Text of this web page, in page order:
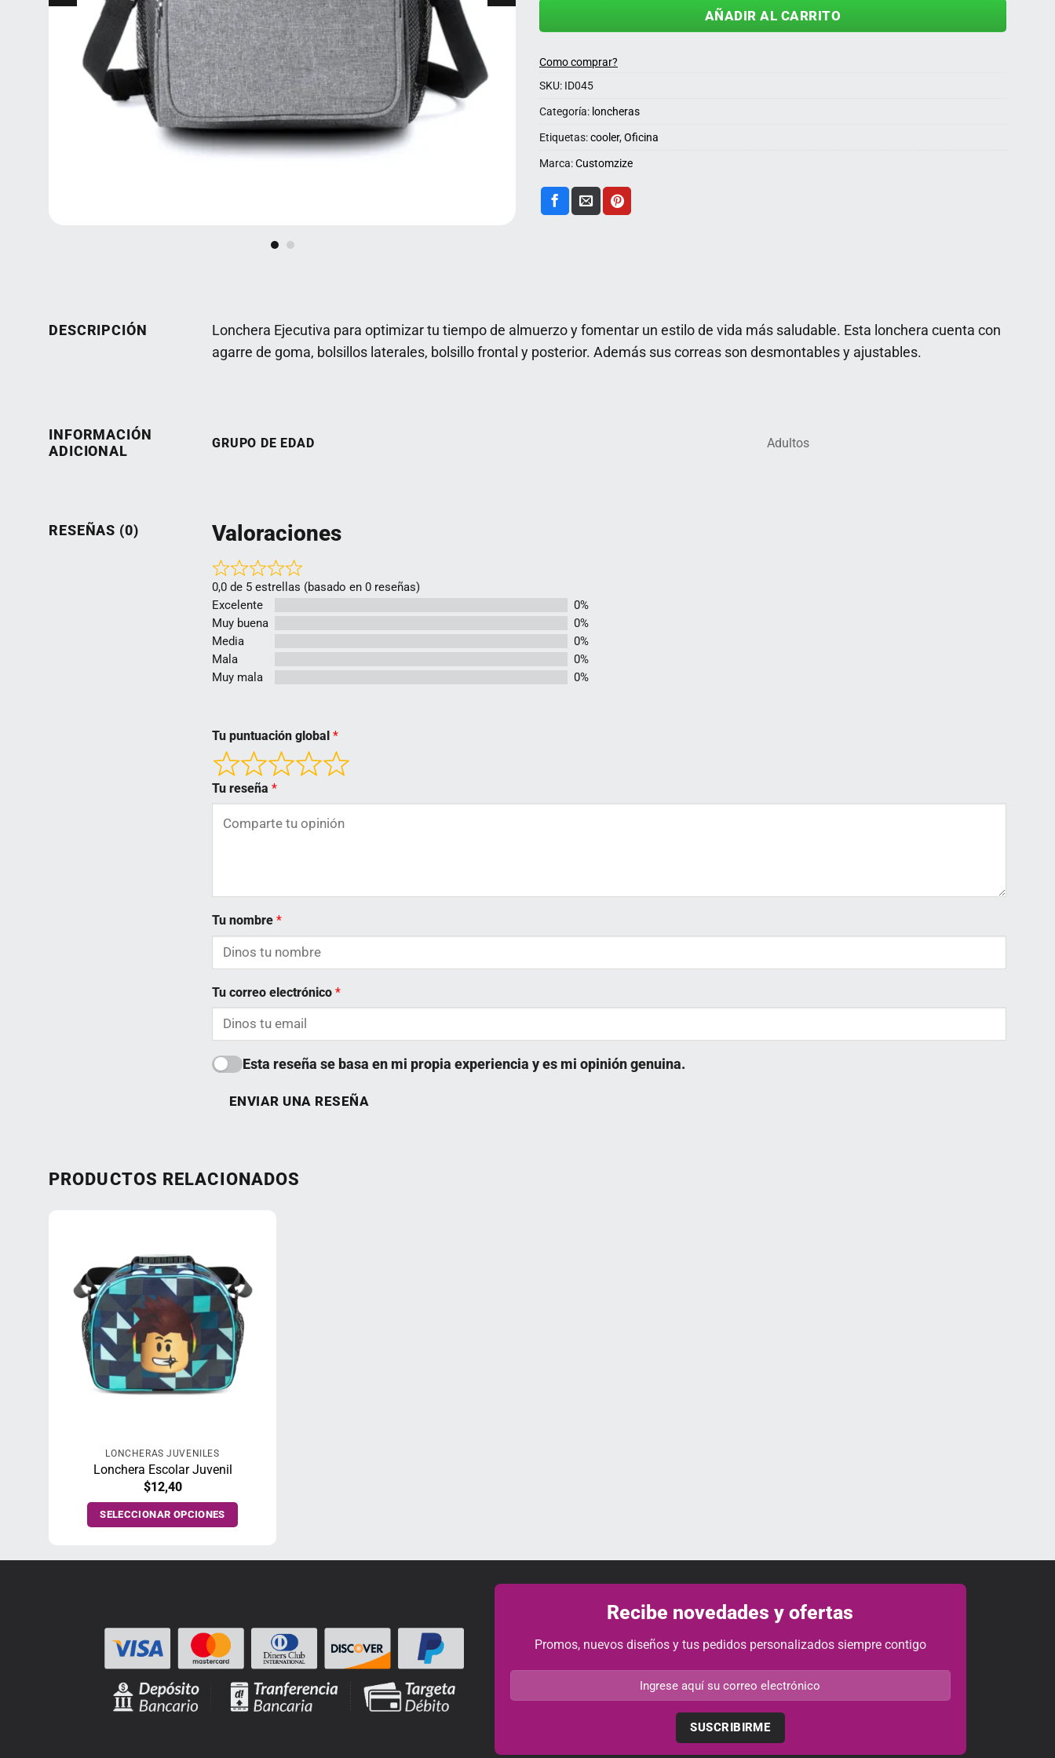
AÑADIR AL CARRITO
Como comprar?
SKU: ID045
Categoría: loncheras
Etiquetas:cooler,Oficina
Marca:Customzize
DESCRIPCIÓN
Lonchera Ejecutiva para optimizar tu tiempo de almuerzo y fomentar un estilo de vida más saludable. Esta lonchera cuenta con
agarre de goma, bolsillos laterales, bolsillo frontal y posterior. Además sus correas son desmontables y ajustables.
INFORMACIÓN
ADICIONAL
GRUPO DE EDAD Adultos
RESEÑAS (0) Valoraciones
0,0 de 5 estrellas (basado en 0 reseñas)
Excelente
0%
Muy buena
0%
Media
0%
Mala
0%
Muy mala
0%
Tu puntuación global
Tu reseña
Tu nombre
Tu correo electrónico
Esta reseña se basa en mi propia experiencia y es mi opinión genuina.
ENVIAR UNA RESEÑA
PRODUCTOS RELACIONADOS
LONCHERAS JUVENILES
Lonchera Escolar Juvenil
$12,40
SELECCIONAR OPCIONES
opciones
se
pueden
elegir
Recibe novedades y ofertas
Promos, nuevos diseños y tus pedidos personalizados siempre contigo